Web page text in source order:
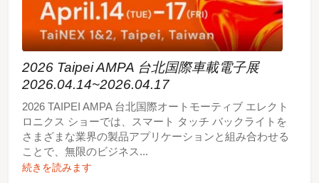
2026 Taipei AMPA 台北国際車載電子展
2026.04.14~2026.04.17
2026 TAIPEI AMPA 台北国際オートモーティブ エレクト
ロニクス ショーでは、スマート タッチ バックライトを
さまざまな業界の製品アプリケーションと組み合わせる
ことで、無限のビジネス...
続きを読みます